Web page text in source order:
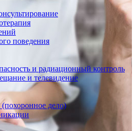
поведения
и радиационный контроль
и телевидение
дело)